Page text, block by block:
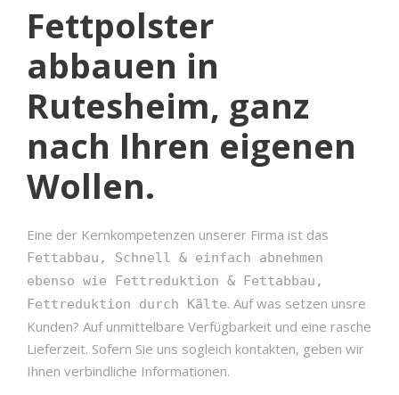
Fettpolster
abbauen in
Rutesheim, ganz
nach Ihren eigenen
Wollen.
Eine der Kernkompetenzen unserer Firma ist das
Fettabbau, Schnell & einfach abnehmen
ebenso wie Fettreduktion & Fettabbau,
Fettreduktion durch Kälte. Auf was setzen unsre
Kunden? Auf unmittelbare Verfügbarkeit und eine rasche
Lieferzeit. Sofern Sie uns sogleich kontakten, geben wir
Ihnen verbindliche Informationen.